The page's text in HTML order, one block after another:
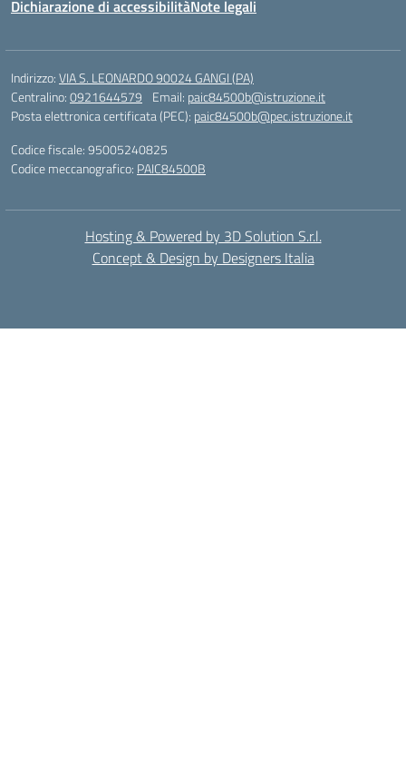
Dichiarazione di accessibilitàNote legali
Indirizzo:VIA S. LEONARDO 90024 GANGI (PA)
Centralino:0921644579 Email: paic84500b@istruzione.it
Posta elettronica certificata (PEC): paic84500b@pec.istruzione.it
Codice fiscale: 95005240825
Codice meccanografico: PAIC84500B
Hosting & Powered by 3D Solution S.r.l.
Concept & Design by Designers Italia